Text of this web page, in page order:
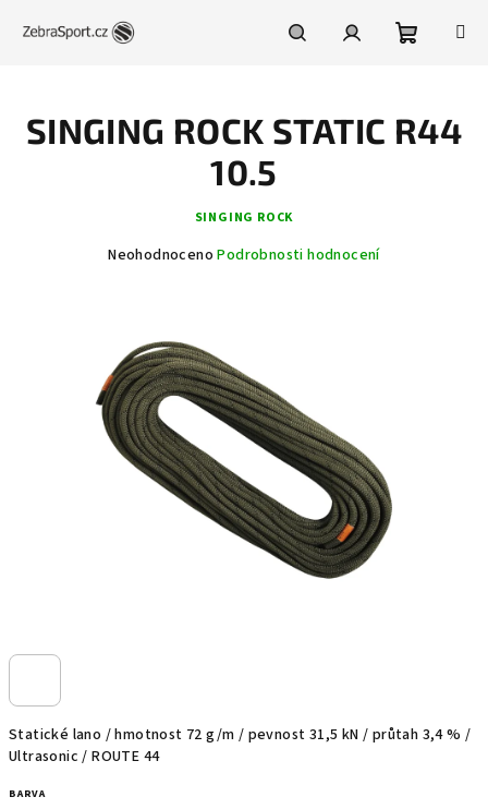
košík
Statické lano / hmotnost 72 g/m / pevnost 31,5 kN / průtah 3,4 % /
Ultrasonic / ROUTE 44
BARVA
SINGING ROCK STATIC R44
10.5
SINGING ROCK
Průměrné
z
5
hvězdiček.
Neohodnoceno Podrobnosti hodnocení